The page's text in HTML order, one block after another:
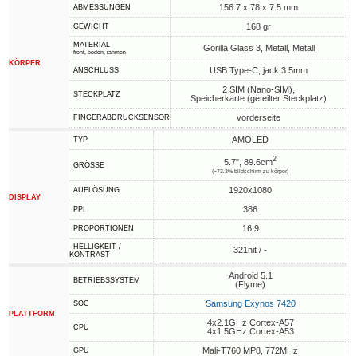
KÖRPER
ABMESSUNGEN 156.7 x 78 x 7.5 mm
GEWICHT 168 gr
MATERIAL
front, boden, rahmen Gorilla Glass 3, Metall, Metall
ANSCHLUSS USB Type-C, jack 3.5mm
STECKPLATZ
2 SIM (Nano-SIM),
Speicherkarte (geteilter Steckplatz)
FINGERABDRUCKSENSOR vorderseite
DISPLAY
TYP AMOLED
GRÖSSE 5.7", 89.6cm2
(~73.3% bildschirm-zu-körper)
AUFLÖSUNG 1920x1080
PPI 386
PROPORTIONEN 16:9
HELLIGKEIT /
KONTRAST
321nit / -
PLATTFORM
BETRIEBSSYSTEM
Android 5.1
(Flyme)
SOC Samsung Exynos 7420
CPU
4x2.1GHz Cortex-A57
4x1.5GHz Cortex-A53
GPU Mali-T760 MP8, 772MHz